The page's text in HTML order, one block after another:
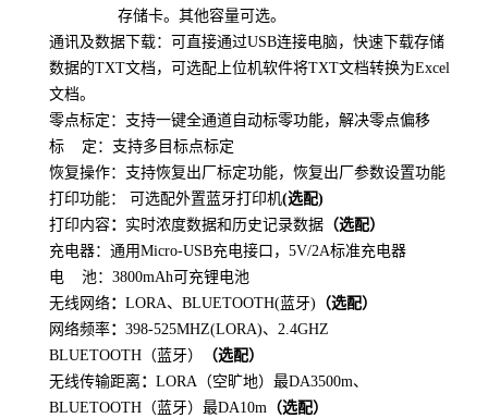
存储卡。其他容量可选。
通讯及数据下载：可直接通过USB连接电脑，快速下载存储
数据的TXT文档，可选配上位机软件将TXT文档转换为Excel
文档。
零点标定： 支持一键全通道自动标零功能，解决零点偏移
标
定：支持多目标点标定
恢复操作：支持恢复出厂标定功能，恢复出厂参数设置功能
打印功能：
可选配外置蓝牙打印机(选配)
打印内容： 实时浓度数据和历史记录数据 （选配）
充电器：通用Micro-USB充电接口， 5V/2A标准充电器
电
池： 3800mAh可充锂电池
无线网络： LORA、 BLUETOOTH(蓝牙) （选配）
网络频率： 398-525MHZ(LORA)、 2.4GHZ
BLUETOOTH （蓝牙）
（选配）
无线传输距离 ： LORA （空旷地）最DA3500m、
BLUETOOTH （蓝牙） 最DA10m （选配）